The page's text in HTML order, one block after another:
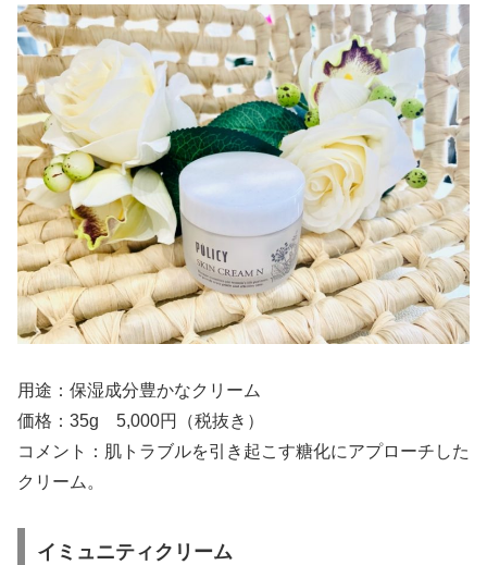
用途：保湿成分豊かなクリーム
価格：35g 5,000円（税抜き）
コメント：肌トラブルを引き起こす糖化にアプローチした
クリーム。
イミュニティクリーム